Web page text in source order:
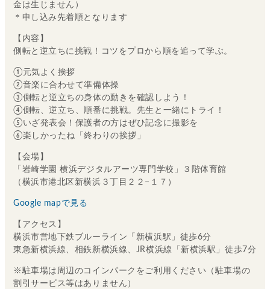
金は生じません）
＊申し込み先着順となります
【内容】
側転と逆立ちに挑戦！コツをプロから順を追って学ぶ。
①元気よく挨拶
②音楽に合わせて準備体操
③側転と逆立ちの身体の動きを確認しよう！
④側転、逆立ち、順番に挑戦。先生と一緒にトライ！
⑤いざ発表会！保護者の方はぜひ記念に撮影を
⑥楽しかったね「終わりの挨拶」
【会場】
「岩崎学園 横浜デジタルアーツ専門学校」３階体育館
（横浜市港北区新横浜３丁目２２−１７）
Google mapで見る
【アクセス】
横浜市営地下鉄ブルーライン「新横浜駅」徒歩6分
東急新横浜線、相鉄新横浜線、JR横浜線「新横浜駅」徒歩7分
※駐車場は周辺のコインパークをご利用ください（駐車場の
割引サービス等はありません）